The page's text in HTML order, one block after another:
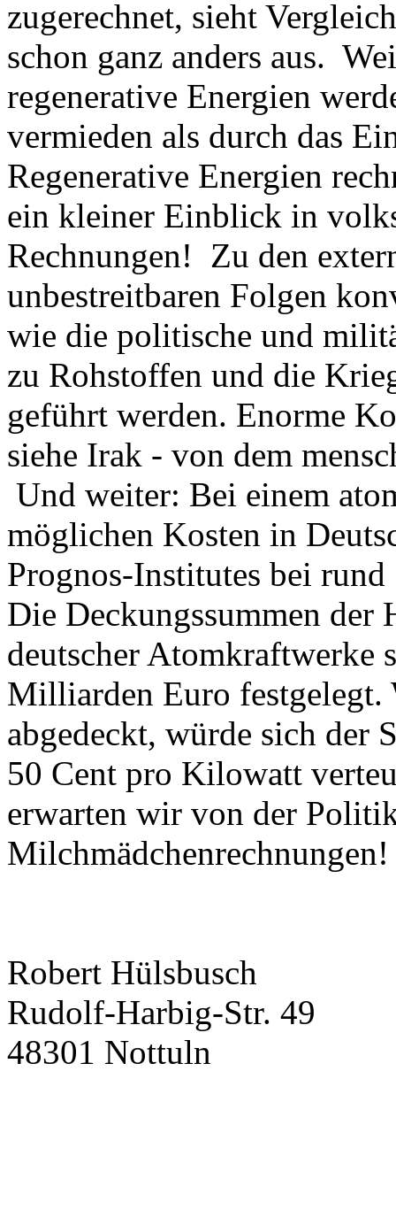
zugerechnet, sieht
schon ganz anders aus.
regenerative Energien
vermieden als durch das
Regenerative Energien
ein kleiner Einblick in
Rechnungen! Zu den
unbestreitbaren Folgen
wie die politische und
zu Rohstoffen und die
geführt werden. Enorme
siehe Irak - von dem
Und weiter: Bei einem
möglichen Kosten in
Prognos-Institutes bei
Die Deckungssummen
deutscher Atomkraftwerke
Milliarden Euro
abgedeckt, würde sich der
50 Cent pro Kilowatt
erwarten wir von der
Milchmädchenrechnungen!
Robert Hülsbusch
Rudolf-Harbig-Str. 49
48301 Nottuln